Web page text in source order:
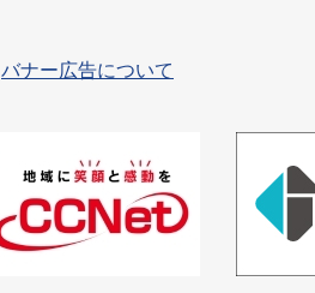
バナー広告について